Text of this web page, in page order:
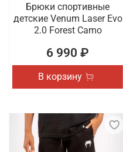
Брюки спортивные
детские Venum Laser Evo
2.0 Forest Camo
6 990 ₽
В корзину